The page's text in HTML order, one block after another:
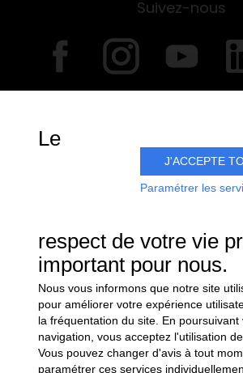
Suivez-nous
Recevez notre lettre
L'abus d'alcool est dangereux pour la
avec modération.
MENTIONS LÉGALES
J'ACCEPTE
Paramétrer les
Le
respect de votre vie
important pour nous.
Nous vous informons que notre site
pour améliorer votre expérience
la fréquentation du site. En poursuivant
navigation, vous acceptez l'utilisation
Vous pouvez changer d'avis à tout
paramétrer ces services